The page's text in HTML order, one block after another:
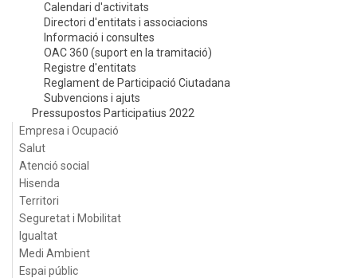
Calendari d'activitats
Directori d'entitats i associacions
Informació i consultes
OAC 360 (suport en la tramitació)
Registre d'entitats
Reglament de Participació Ciutadana
Subvencions i ajuts
Pressupostos Participatius 2022
Empresa i Ocupació
Salut
Atenció social
Hisenda
Territori
Seguretat i Mobilitat
Igualtat
Medi Ambient
Espai públic